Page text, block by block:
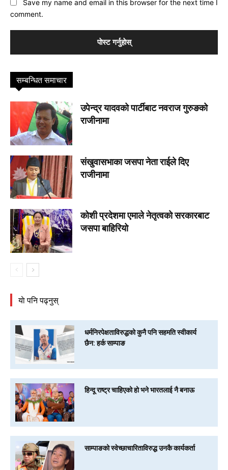
Save my name and email in this browser for the next time I
comment.
सम्बन्धित समाचार
उपेन्द्र यादवको पार्टीबाट नवराज गुरुङको
राजीनामा
संखुवासभाका जसपा नेता राईले दिए
राजीनामा
कोशी प्रदेशमा एमाले नेतृत्वकाे सरकारबाट
जसपा बाहिरियो
याे पनि पढ्नुस्
धर्मनिरपेक्षताविरुद्धको कुनै पनि सहमति स्वीकार्य
छैन: हर्क साम्पाङ
हिन्दू राष्ट्र चाहिएको हो भने भारतलाई नै बनाऊ
साम्पाङको स्वेच्छाचारिताविरुद्ध उनकै कार्यकर्ता